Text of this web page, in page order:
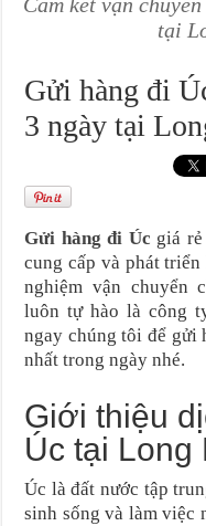
tại
Gửi hàng đi
3 ngày tại
Gửi hàng đi Úc giá
cung cấp và phát
nghiệm vận chuyển
luôn tự hào là công
ngay chúng tôi để gửi
nhất trong ngày nhé.
Giới thiệu
Úc tại Long
Úc là đất nước tập
sinh sống và làm việc